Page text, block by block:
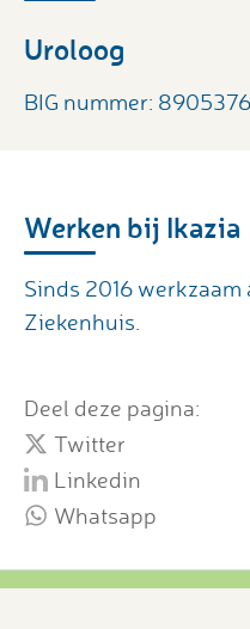
Uroloog
BIG nummer:
Werken bij Ikazia
Sinds 2016
Ziekenhuis.
Deel deze pagina:
Twitter
Linkedin
Whatsapp